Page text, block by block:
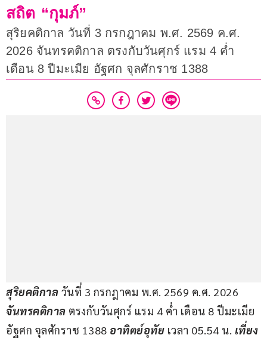
สถิต “กุมภ์”
สุริยคติกาล วันที่ 3 กรกฎาคม พ.ศ. 2569 ค.ศ.
2026 จันทรคติกาล ตรงกับวันศุกร์ แรม 4 ค่ำ
เดือน 8 ปีมะเมีย อัฐศก จุลศักราช 1388
สุริยคติกาล วันที่ 3 กรกฎาคม พ.ศ. 2569 ค.ศ. 2026
จันทรคติกาล ตรงกับวันศุกร์ แรม 4 ค่ำ เดือน 8 ปีมะเมีย
อัฐศก จุลศักราช 1388 อาทิตย์อุทัย เวลา 05.54 น. เที่ยง